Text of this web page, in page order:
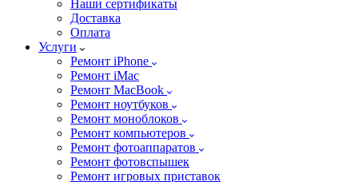
Наши сертификаты
Доставка
Оплата
Услуги
Ремонт iPhone
Ремонт iMac
Ремонт MacBook
Ремонт ноутбуков
Ремонт моноблоков
Ремонт компьютеров
Ремонт фотоаппаратов
Ремонт фотовспышек
Ремонт игровых приставок